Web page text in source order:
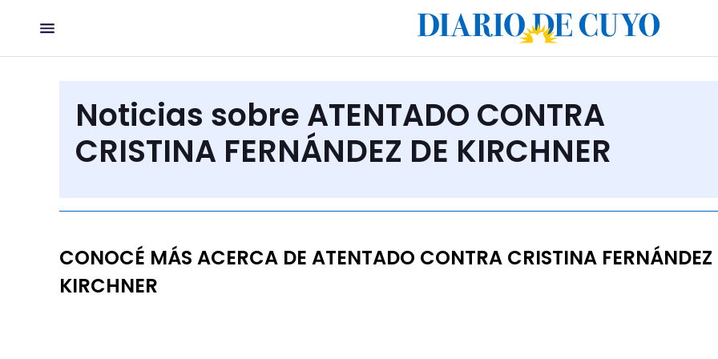
Noticias sobre ATENTADO CONTRA
CRISTINA FERNÁNDEZ DE KIRCHNER
CONOCÉ MÁS ACERCA DE ATENTADO CONTRA CRISTINA FERNÁNDEZ
KIRCHNER